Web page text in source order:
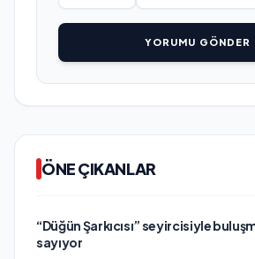
YORUMU GÖNDER
ÖNE ÇIKANLAR
“Düğün Şarkıcısı” seyircisiyle
sayıyor